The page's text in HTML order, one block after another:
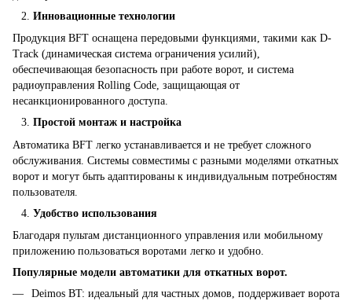
Инновационные технологии
Продукция BFT оснащена передовыми функциями, такими как D-
Track (динамическая система ограничения усилий),
обеспечивающая безопасность при работе ворот, и система
радиоуправления Rolling Code, защищающая от
несанкционированного доступа.
Простой монтаж и настройка
Автоматика BFT легко устанавливается и не требует сложного
обслуживания. Системы совместимы с разными моделями откатных
ворот и могут быть адаптированы к индивидуальным потребностям
пользователя.
Удобство использования
Благодаря пультам дистанционного управления или мобильному
приложению пользоваться воротами легко и удобно.
Популярные модели автоматики для откатных ворот.
Deimos BT: идеальный для частных домов, поддерживает ворота